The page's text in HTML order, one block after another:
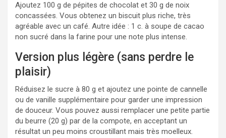
Ajoutez 100 g de pépites de chocolat et 30 g de noix
concassées. Vous obtenez un biscuit plus riche, très
agréable avec un café. Autre idée : 1 c. à soupe de cacao
non sucré dans la farine pour une note plus intense.
Version plus légère (sans perdre le
plaisir)
Réduisez le sucre à 80 g et ajoutez une pointe de cannelle
ou de vanille supplémentaire pour garder une impression
de douceur. Vous pouvez aussi remplacer une petite partie
du beurre (20 g) par de la compote, en acceptant un
résultat un peu moins croustillant mais très moelleux.